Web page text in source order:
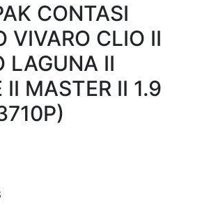
CONTASI
VIVARO CLIO II
LAGUNA II
II MASTER II 1.9